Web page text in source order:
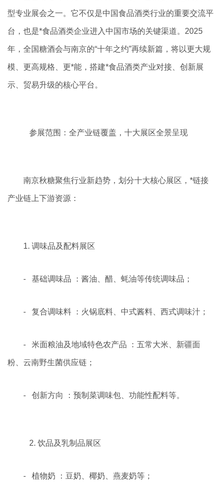
型专业展会之一。它不仅是中国食品酒类行业的重要交流平
台，也是*食品酒类企业进入中国市场的关键渠道。2025
年，全国糖酒会与南京的“十年之约”再续新篇，将以更大规
模、更高规格、更*能，搭建*食品酒类产业对接、创新展
示、贸易升级的核心平台。
参展范围：全产业链覆盖，十大展区全景呈现
南京秋糖聚焦行业新趋势，划分十大核心展区，*链接
产业链上下游资源：
1. 调味品及配料展区
- 基础调味品 ：酱油、醋、蚝油等传统调味品；
- 复合调味料 ：火锅底料、中式酱料、西式调味汁；
- 米面粮油及地域特色农产品 ：五常大米、新疆面
粉、云南野生菌供应链；
- 创新方向 ：预制菜调味包、功能性配料等。
2. 饮品及乳制品展区
- 植物奶 ：豆奶、椰奶、燕麦奶等；